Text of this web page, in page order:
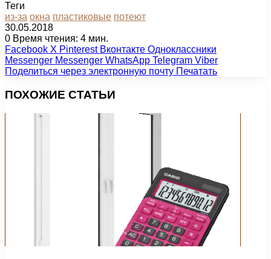
Теги
из-за окна пластиковые потеют
30.05.2018
0 Время чтения: 4 мин.
Facebook X Pinterest Вконтакте Одноклассники
Messenger Messenger WhatsApp Telegram Viber
Поделиться через электронную почту Печатать
ПОХОЖИЕ СТАТЬИ